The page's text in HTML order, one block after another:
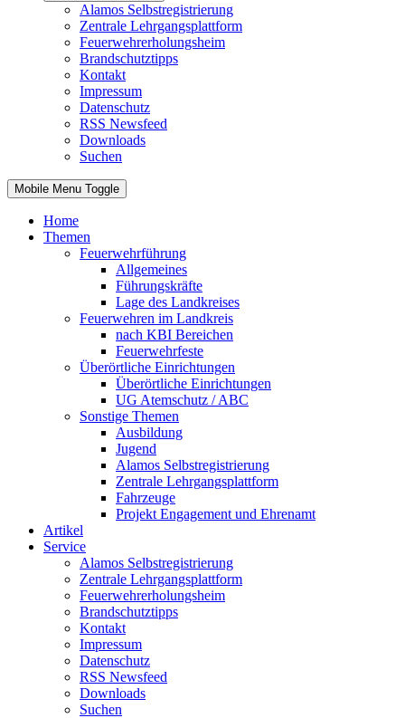
Alamos Selbstregistrierung
Zentrale Lehrgangsplattform
Feuerwehrerholungsheim
Brandschutztipps
Kontakt
Impressum
Datenschutz
RSS Newsfeed
Downloads
Suchen
Mobile Menu Toggle
Home
Themen
Feuerwehrführung
Allgemeines
Führungskräfte
Lage des Landkreises
Feuerwehren im Landkreis
nach KBI Bereichen
Feuerwehrfeste
Überörtliche Einrichtungen
Überörtliche Einrichtungen
UG Atemschutz / ABC
Sonstige Themen
Ausbildung
Jugend
Alamos Selbstregistrierung
Zentrale Lehrgangsplattform
Fahrzeuge
Projekt Engagement und Ehrenamt
Artikel
Service
Alamos Selbstregistrierung
Zentrale Lehrgangsplattform
Feuerwehrerholungsheim
Brandschutztipps
Kontakt
Impressum
Datenschutz
RSS Newsfeed
Downloads
Suchen